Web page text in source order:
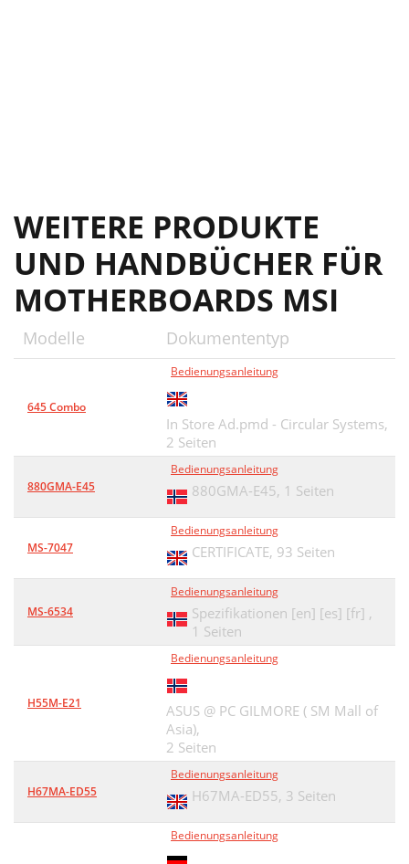
WEITERE PRODUKTE
UND HANDBÜCHER FÜR
MOTHERBOARDS MSI
Modelle Dokumententyp
645 Combo
Bedienungsanleitung
In Store Ad.pmd - Circular Systems,
2 Seiten
880GMA-E45
Bedienungsanleitung
880GMA-E45, 1 Seiten
MS-7047
Bedienungsanleitung
CERTIFICATE, 93 Seiten
MS-6534
Bedienungsanleitung
Spezifikationen [en] [es] [fr] ,
1 Seiten
H55M-E21
Bedienungsanleitung
ASUS @ PC GILMORE ( SM Mall of
Asia),
2 Seiten
H67MA-ED55
Bedienungsanleitung
H67MA-ED55, 3 Seiten
Bedienungsanleitung